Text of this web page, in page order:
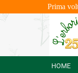
Prima
HOME